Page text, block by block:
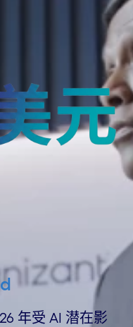
年受 AI 潜在影